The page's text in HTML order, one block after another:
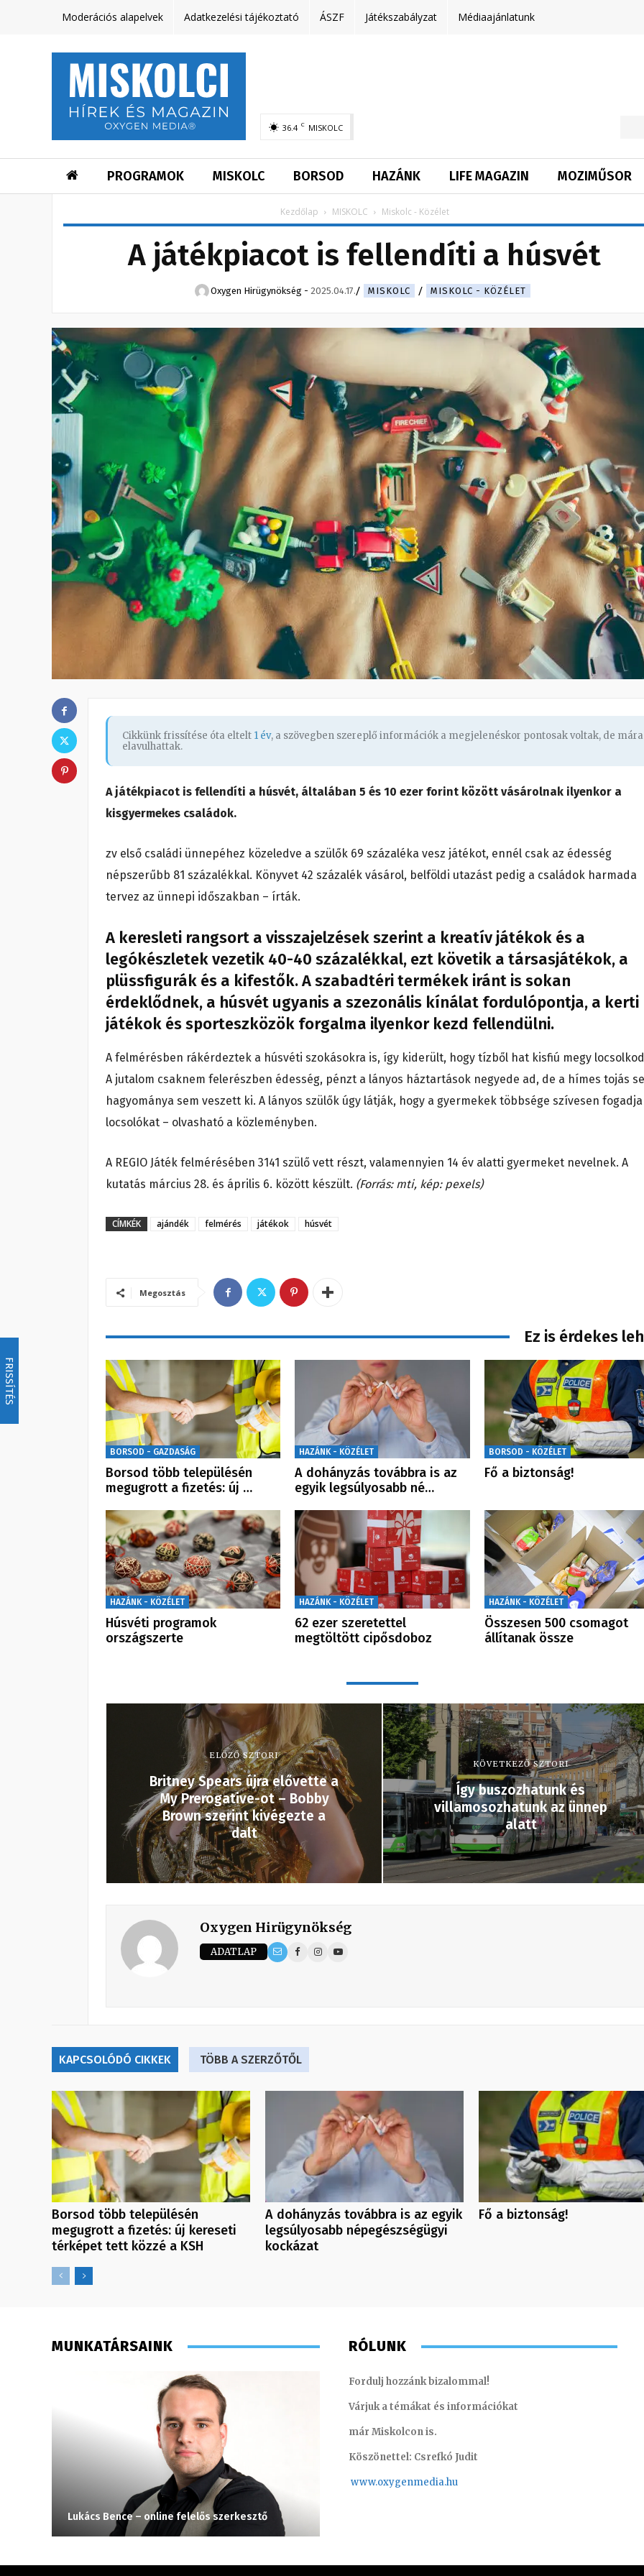
FRISSÍTÉS
Moderációs alapelvek Adatkezelési tájékoztató ÁSZF Játékszabályzat Médiaajánlatunk
36.4 C MISKOLC
PROGRAMOK MISKOLC BORSOD HAZÁNK LIFE MAGAZIN MOZIMŰSOR
Kezdőlap MISKOLC Miskolc - Közélet
A játékpiacot is fellendíti a húsvét
Oxygen Hirügynökség - 2025.04.17. MISKOLC MISKOLC - KÖZÉLET
Cikkünk frissítése óta eltelt 1 év, a szövegben szereplő információk a megjelenéskor pontosak voltak, de mára
elavulhattak.
A játékpiacot is fellendíti a húsvét, általában 5 és 10 ezer forint között vásárolnak ilyenkor a
kisgyermekes családok.
zv első családi ünnepéhez közeledve a szülők 69 százaléka vesz játékot, ennél csak az édesség
népszerűbb 81 százalékkal. Könyvet 42 százalék vásárol, belföldi utazást pedig a családok harmada
tervez az ünnepi időszakban – írták.
A keresleti rangsort a visszajelzések szerint a kreatív játékok és a
legókészletek vezetik 40-40 százalékkal, ezt követik a társasjátékok, a
plüssfigurák és a kifestők. A szabadtéri termékek iránt is sokan
érdeklődnek, a húsvét ugyanis a szezonális kínálat fordulópontja, a kerti
játékok és sporteszközök forgalma ilyenkor kezd fellendülni.
A felmérésben rákérdeztek a húsvéti szokásokra is, így kiderült, hogy tízből hat kisfiú megy
A jutalom csaknem felerészben édesség, pénzt a lányos háztartások negyede ad, de a hímes tojás
hagyománya sem veszett ki. A lányos szülők úgy látják, hogy a gyermekek többsége szívesen fogadja
locsolókat – olvasható a közleményben.
A REGIO Játék felmérésében 3141 szülő vett részt, valamennyien 14 év alatti gyermeket nevelnek. A
kutatás március 28. és április 6. között készült. (Forrás: mti, kép: pexels)
CÍMKÉK ajándék felmérés játékok húsvét
Megosztás
Ez is érdekes
BORSOD - GAZDASÁG
Borsod több településén
megugrott a fizetés: új …
HAZÁNK - KÖZÉLET
A dohányzás továbbra is az
egyik legsúlyosabb né…
BORSOD - KÖZÉLET
Fő a biztonság!
HAZÁNK - KÖZÉLET
Húsvéti programok
országszerte
HAZÁNK - KÖZÉLET
62 ezer szeretettel
megtöltött cipősdoboz
HAZÁNK - KÖZÉLET
Összesen 500 csomagot
állítanak össze
ELŐZŐ SZTORI
Britney Spears újra elővette a
My Prerogative-ot – Bobby
Brown szerint kivégezte a
dalt
KÖVETKEZŐ SZTORI
Így buszozhatunk és
villamosozhatunk az ünnep
alatt
Oxygen Hirügynökség
ADATLAP
KAPCSOLÓDÓ CIKKEK TÖBB A SZERZŐTŐL
Borsod több településén
megugrott a fizetés: új kereseti
térképet tett közzé a KSH
A dohányzás továbbra is az egyik
legsúlyosabb népegészségügyi
kockázat
Fő a biztonság!
MUNKATÁRSAINK
Lukács Bence – online felelős szerkesztő Kis
RÓLUNK
Fordulj hozzánk bizalommal!
Várjuk a témákat és információkat
már Miskolcon is.
Köszönettel: Csrefkó Judit
www.oxygenmedia.hu